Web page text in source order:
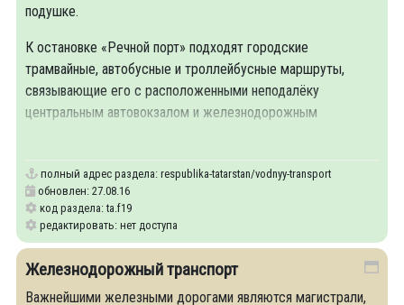
подушке.
К остановке «Речной порт» подходят городские
трамвайные, автобусные и троллейбусные маршруты,
связывающие его с расположенными неподалёку
центральным автовокзалом и железнодорожным
полный адрес раздела: respublika-tatarstan/vodnyy-transport
обновлен: 27.08.16
код раздела: ta.f19
редактировать: нет доступа
Железнодорожный транспорт
Важнейшими железными дорогами являются магистрали,